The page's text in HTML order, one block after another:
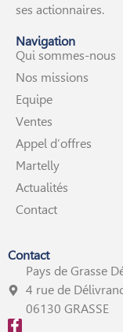
ses actionnaires.
Navigation
Qui sommes-nous
Nos missions
Equipe
Ventes
Appel d’offres
Martelly
Actualités
Contact
Contact
Pays de Grasse
4 rue de
06130 GRASSE